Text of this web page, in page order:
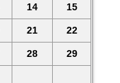
14 15
21 22
28 29